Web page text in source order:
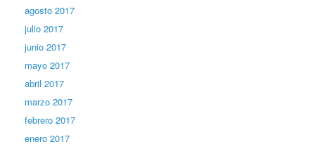
agosto 2017
julio 2017
junio 2017
mayo 2017
abril 2017
marzo 2017
febrero 2017
enero 2017